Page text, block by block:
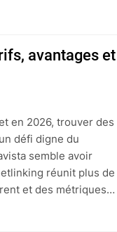
avantages et
en 2026, trouver des
défi digne du
semble avoir
réunit plus de
et des métriques…